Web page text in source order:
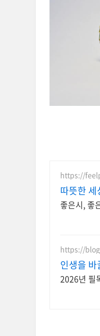
https://
좋은시, 좋
https://
인생을
2026년 필